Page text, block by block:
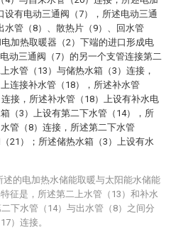
设有电动三通阀（7），所述电动三通
水管（8）、散热片（9）、回水管
电加热取暖器（2）下端的进口形成电
动三通阀（7）的另一个支管连接第二
水管（13）与储热水箱（3）连接，
连接补水管（18），所述补水管
连接，所述补水管（18）上设有补水电
（3）上设有第二下水管（14），所
管（8）连接，所述第二下水管
21）；所述储热水箱（3）上设有水
述的电加热水储能取暖与太阳能水储能
征是，所述第二上水管（13）和补水
下水管（14）与出水管（8）之间分
）连接。